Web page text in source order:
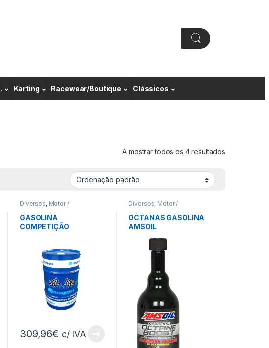
Karting Racewear/Boutique Clássicos
A mostrar todos os 4 resultados
Diversos, Motor /
GASOLINA
COMPETIÇÃO
309,96€ c/ IVA
Diversos, Motor /
OCTANAS GASOLINA
AMSOIL